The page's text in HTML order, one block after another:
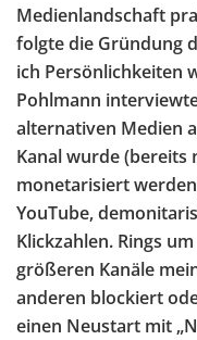
Medienlandschaft
folgte die Gründung
ich Persönlichkeiten
Pohlmann
alternativen Medien
Kanal wurde (bereits
monetarisiert
YouTube,
Klickzahlen. Rings
größeren Kanäle
anderen blockiert
einen Neustart mit